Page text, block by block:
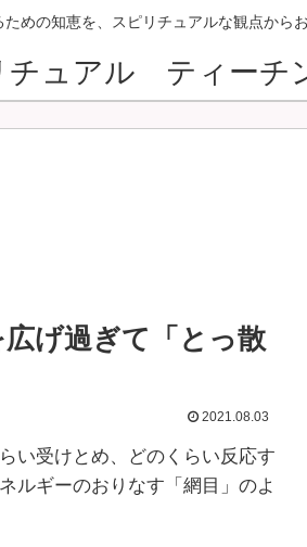
ための知恵を、スピリチュアルな観点から
チュアル ティーチ
げ過ぎて「とっ散
2021.08.03
い受けとめ、どのくらい反応す
ルギーのおりなす「網目」のよ